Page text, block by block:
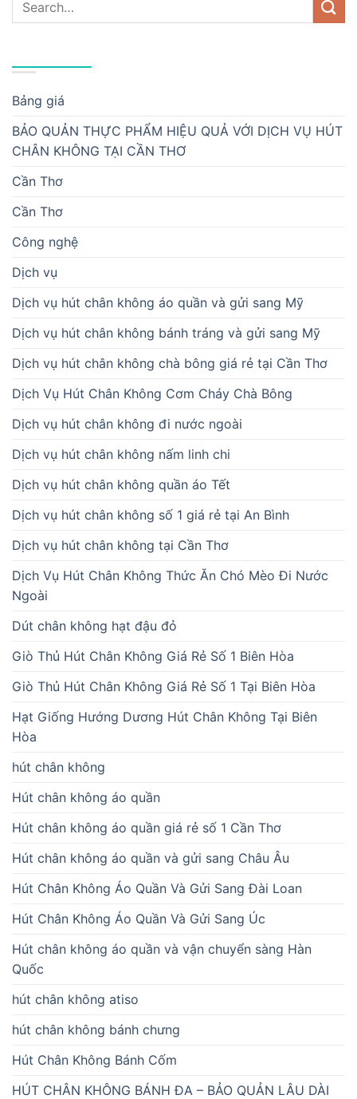
Bảng giá
BẢO QUẢN THỰC PHẨM HIỆU QUẢ VỚI DỊCH VỤ HÚT
CHÂN KHÔNG TẠI CẦN THƠ
Cần Thơ
Cần Thơ
Công nghệ
Dịch vụ
Dịch vụ hút chân không áo quần và gửi sang Mỹ
Dịch vụ hút chân không bánh tráng và gửi sang Mỹ
Dịch vụ hút chân không chà bông giá rẻ tại Cần Thơ
Dịch Vụ Hút Chân Không Cơm Cháy Chà Bông
Dịch vụ hút chân không đi nước ngoài
Dịch vụ hút chân không nấm linh chi
Dịch vụ hút chân không quần áo Tết
Dịch vụ hút chân không số 1 giá rẻ tại An Bình
Dịch vụ hút chân không tại Cần Thơ
Dịch Vụ Hút Chân Không Thức Ăn Chó Mèo Đi Nước
Ngoài
Dút chân không hạt đậu đỏ
Giò Thủ Hút Chân Không Giá Rẻ Số 1 Biên Hòa
Giò Thủ Hút Chân Không Giá Rẻ Số 1 Tại Biên Hòa
Hạt Giống Hướng Dương Hút Chân Không Tại Biên
Hòa
hút chân không
Hút chân không áo quần
Hút chân không áo quần giá rẻ số 1 Cần Thơ
Hút chân không áo quần và gửi sang Châu Âu
Hút Chân Không Áo Quần Và Gửi Sang Đài Loan
Hút Chân Không Áo Quần Và Gửi Sang Úc
Hút chân không áo quần và vận chuyển sàng Hàn
Quốc
hút chân không atiso
hút chân không bánh chưng
Hút Chân Không Bánh Cốm
HÚT CHÂN KHÔNG BÁNH ĐA – BẢO QUẢN LÂU DÀI